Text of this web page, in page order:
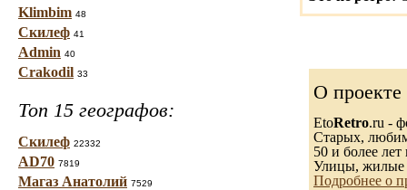
Klimbim 48
Скилеф 41
Admin 40
Crakodil 33
Топ 15 географов:
Скилеф 22332
AD70 7819
Магаз Анатолий 7529
О проекте
EtoRetro.ru -
Старых,
50 и более лет
Улицы, жилые
Подробнее о